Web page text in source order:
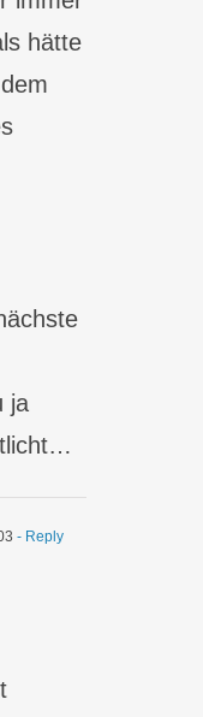
hätte
ja
- Reply